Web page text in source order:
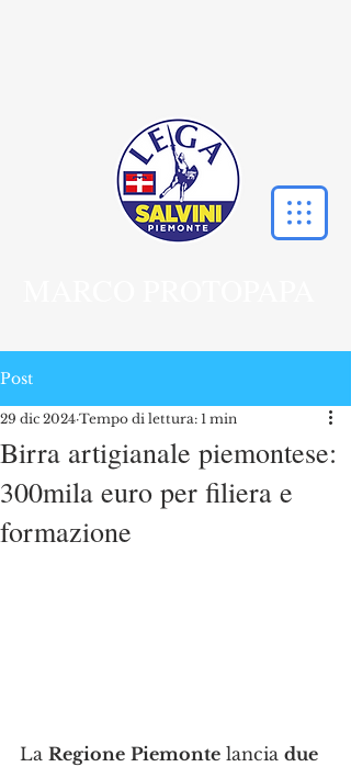
Post
Birra artigianale piemontese:
300mila euro per filiera e
formazione
29 dic 2024 Tempo di lettura: 1 min
La Regione Piemonte lancia due